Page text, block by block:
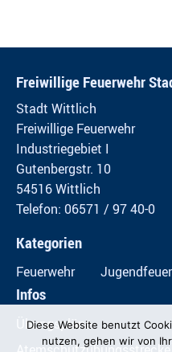
Freiwillige Feuerwehr
Stadt Wittlich
Freiwillige Feuerwehr
Industriegebiet I
Gutenbergstr. 10
54516 Wittlich
Telefon: 06571 / 97 40-0
Kategorien
Feuerwehr
Infos
Übungspläne
Diese Website benutzt
nutzen, gehen wir von